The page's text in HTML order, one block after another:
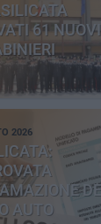
61 NUOVI
2026
AUTO